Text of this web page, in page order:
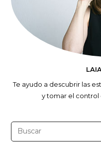
Te ayudo a descubrir las
y tomar el control